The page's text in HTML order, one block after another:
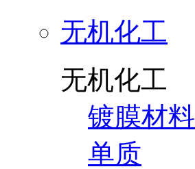
无机化工
无机化工
镀膜材料
单质